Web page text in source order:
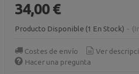
34,00 €
Producto Disponible (1 En Stock) -
Costes de envío
Ver
Hacer una pregunta